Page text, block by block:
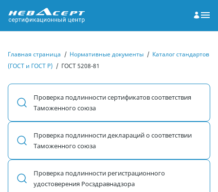
Главная страница / Нормативные документы / Каталог стандартов
(ГОСТ и ГОСТ Р) / ГОСТ 5208-81
Проверка подлинности сертификатов соответствия
Таможенного союза
Проверка подлинности деклараций о соответствии
Таможенного союза
Проверка подлинности регистрационного
удостоверения Росздравнадзора